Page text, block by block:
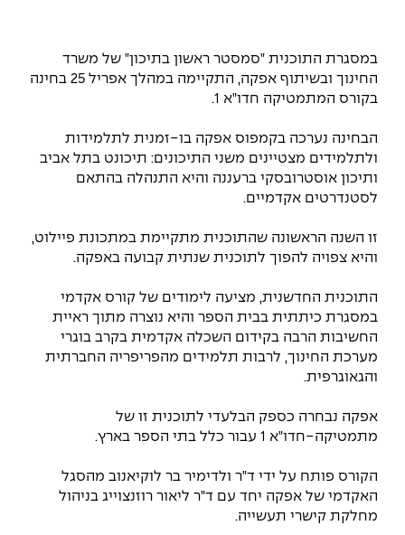
במסגרת התוכנית "סמסטר ראשון בתיכון" של משרד
החינוך ובשיתוף אפקה, התקיימה במהלך אפריל 25 בחינה
בקורס המתמטיקה חדו"א 1.
הבחינה נערכה בקמפוס אפקה בו-זמנית לתלמידות
ולתלמידים מצטיינים משני התיכונים: תיכונט בתל אביב
ותיכון אוסטרובסקי ברעננה והיא התנהלה בהתאם
לסטנדרטים אקדמיים.
זו השנה הראשונה שהתוכנית מתקיימת במתכונת פיילוט,
והיא צפויה להפוך לתוכנית שנתית קבועה באפקה.
התוכנית החדשנית, מציעה לימודים של קורס אקדמי
במסגרת כיתתית בבית הספר והיא נוצרה מתוך ראיית
החשיבות הרבה בקידום השכלה אקדמית בקרב בוגרי
מערכת החינוך, לרבות תלמידים מהפריפריה החברתית
והגאוגרפית.
אפקה נבחרה כספק הבלעדי לתוכנית זו של
מתמטיקה-חדו"א 1 עבור כלל בתי הספר בארץ.
הקורס פותח על ידי ד"ר ולדימיר בר לוקיאנוב מהסגל
האקדמי של אפקה יחד עם ד"ר ליאור רוזנצוייג בניהול
מחלקת קישרי תעשייה.
נהלים, תקנונים וחקיקה
הוגנות מגדרית
הצהרת נגישות
לוח שנה אקדמי
צור קשר
חדשות אפקה
מדברים הנדסה (פודקאסט)
ידיעות מן העיתונות
כתבי עת
דו-חוגי בהנדסה ומדעים
תואר שני בהנדסה
הנדסת אנרגיה והספק
הנדסת מערכות
הנדסה רפואית
מערכות תבוניות AI
היחידה למתמטיקה
היחידה לפיזיקה
היחידה לאנגלית
דקאנט הסטודנטים
מרכז קריירה
מעבדות
אגודת הסטודנטים
מעטפת תמיכה למשרתות ולמשרתים
מעטפת חוסן
מועדוני סטודנטים
נבחרות הספורט
מעורבות חברתית
עתודה אקדמית
מידע למועמד תואר שני
שאלות ותשובות
מלגות ע״ב נתוני קבלה
תנאי קבלה - הנדסה
למה לעשות תואר שני באפקה?
מעטפת תמיכה וחוסן למשרתות
ולמשרתי המילואים – תשפ״ו
המרכז לאנרגיה מתחדשת ובת קיימא
המרכז למחקר יישומי בעיבוד שפה וקול
המרכז להנדסת חומרים ותהליכים
Skills & Tech
כנסי פיתוח הון אנושי לאומי בהנדסה
מדד הכישורים